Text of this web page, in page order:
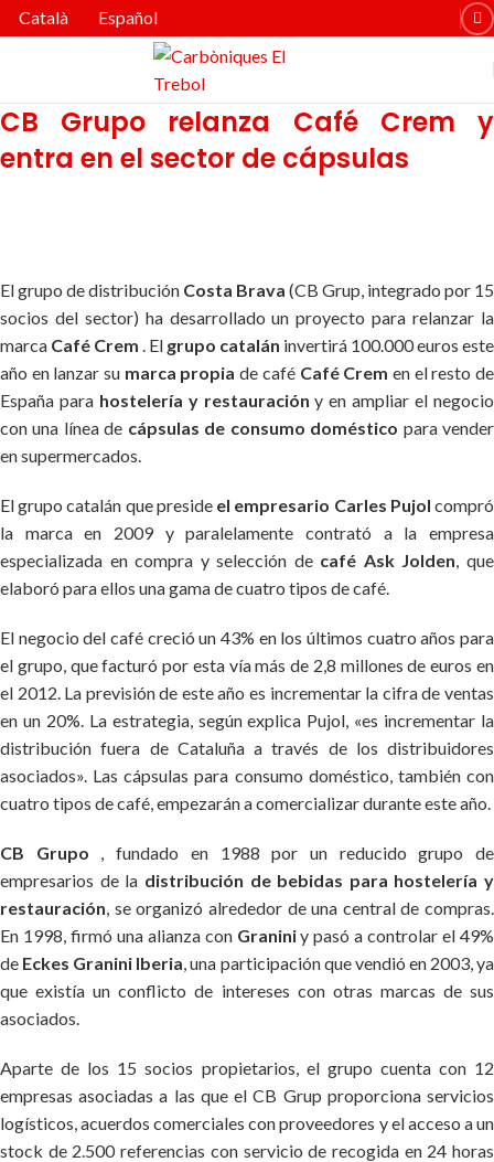
Català Español
CB Grupo relanza Café Crem y
entra en el sector de cápsulas
El grupo de distribución Costa Brava (CB Grup, integrado por 15
socios del sector) ha desarrollado un proyecto para relanzar la
marca Café Crem . El grupo catalán invertirá 100.000 euros este
año en lanzar su marca propia de café Café Crem en el resto de
España para hostelería y restauración y en ampliar el negocio
con una línea de cápsulas de consumo doméstico para vender
en supermercados.
El grupo catalán que preside el empresario Carles Pujol compró
la marca en 2009 y paralelamente contrató a la empresa
especializada en compra y selección de café Ask Jolden, que
elaboró para ellos una gama de cuatro tipos de café.
El negocio del café creció un 43% en los últimos cuatro años para
el grupo, que facturó por esta vía más de 2,8 millones de euros en
el 2012. La previsión de este año es incrementar la cifra de ventas
en un 20%. La estrategia, según explica Pujol, «es incrementar la
distribución fuera de Cataluña a través de los distribuidores
asociados». Las cápsulas para consumo doméstico, también con
cuatro tipos de café, empezarán a comercializar durante este año.
CB Grupo , fundado en 1988 por un reducido grupo de
empresarios de la distribución de bebidas para hostelería y
restauración, se organizó alrededor de una central de compras.
En 1998, firmó una alianza con Graniniy pasó a controlar el 49%
de Eckes Granini Iberia, una participación que vendió en 2003, ya
que existía un conflicto de intereses con otras marcas de sus
asociados.
Aparte de los 15 socios propietarios, el grupo cuenta con 12
empresas asociadas a las que el CB Grup proporciona servicios
logísticos, acuerdos comerciales con proveedores y el acceso a un
stock de 2.500 referencias con servicio de recogida en 24 horas